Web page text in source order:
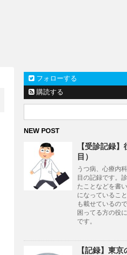
フォローする
購読する
NEW POST
【受診記録
目）
うつ病、心療内
目の記録です。
たことなどを書
になっているこ
も載せているの
困ってる方の役
です。
【記録】東京